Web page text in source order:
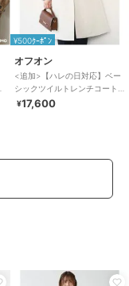
¥500ｸｰﾎﾟﾝ
オフオン
<追加>【ハレの日対応】ベー
シックツイルトレンチコート/
洗える/WEB限定
¥17,600